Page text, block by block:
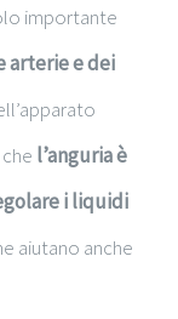
importante
arterie e dei
l’anguria è
i liquidi
aiutano anche